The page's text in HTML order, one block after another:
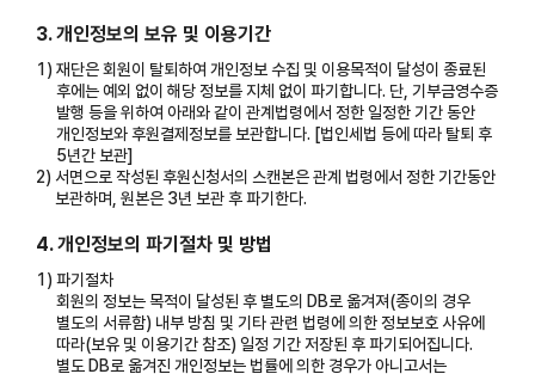
3. 개인정보의 보유 및 이용기간
1) 재단은 회원이 탈퇴하여 개인정보 수집 및 이용목적이 달성이 종료된
후에는 예외 없이 해당 정보를 지체 없이 파기합니다. 단, 기부금영수증
발행 등을 위하여 아래와 같이 관계법령에서 정한 일정한 기간 동안
개인정보와 후원결제정보를 보관합니다. [법인세법 등에 따라 탈퇴 후
5년간 보관]
2) 서면으로 작성된 후원신청서의 스캔본은 관계 법령에서 정한 기간동안
보관하며, 원본은 3년 보관 후 파기한다.
4. 개인정보의 파기절차 및 방법
1) 파기절차
회원의 정보는 목적이 달성된 후 별도의 DB로 옮겨져(종이의 경우
별도의 서류함) 내부 방침 및 기타 관련 법령에 의한 정보보호 사유에
따라(보유 및 이용기간 참조) 일정 기간 저장된 후 파기되어집니다.
별도 DB로 옮겨진 개인정보는 법률에 의한 경우가 아니고서는